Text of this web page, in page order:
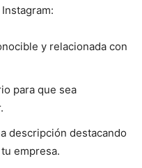
y relacionada con
para que sea
descripción destacando
empresa.